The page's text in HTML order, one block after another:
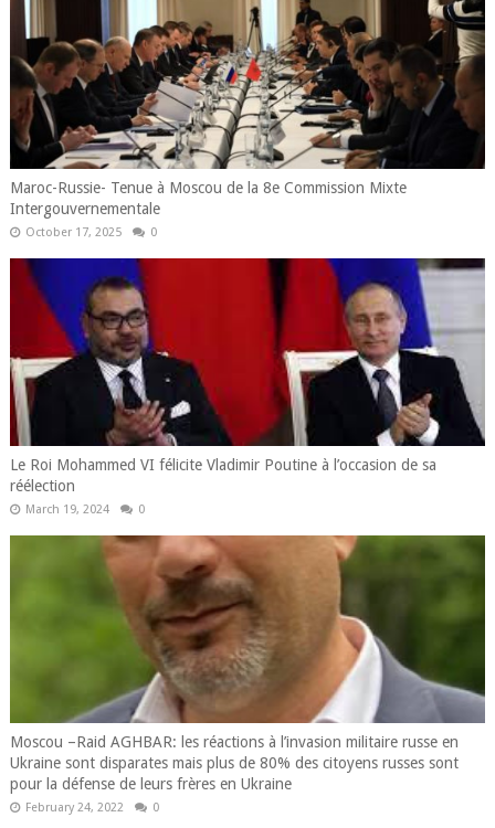
Maroc-Russie- Tenue à Moscou de la 8e Commission Mixte
Intergouvernementale
October 17, 2025 0
Le Roi Mohammed VI félicite Vladimir Poutine à l’occasion de sa
réélection
March 19, 2024 0
Moscou –Raid AGHBAR: les réactions à l’invasion militaire russe en
Ukraine sont disparates mais plus de 80% des citoyens russes sont
pour la défense de leurs frères en Ukraine
February 24, 2022 0